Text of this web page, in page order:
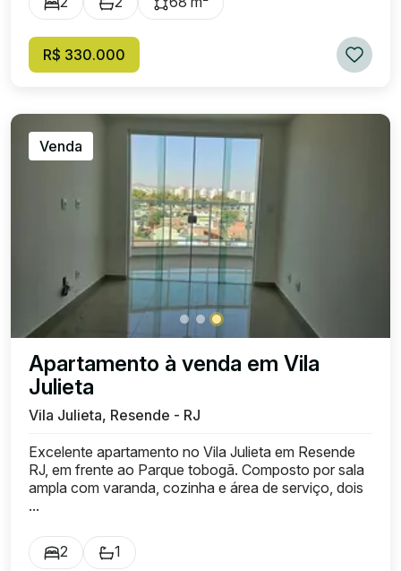
R$ 330.000
Venda
Apartamento à venda em Vila
Julieta
Vila Julieta, Resende - RJ
Excelente apartamento no Vila Julieta em Resende
RJ, em frente ao Parque tobogã. Composto por sala
ampla com varanda, cozinha e área de serviço, dois
...
2 1